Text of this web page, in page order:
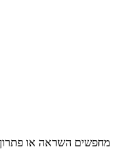
השראה או פתרון